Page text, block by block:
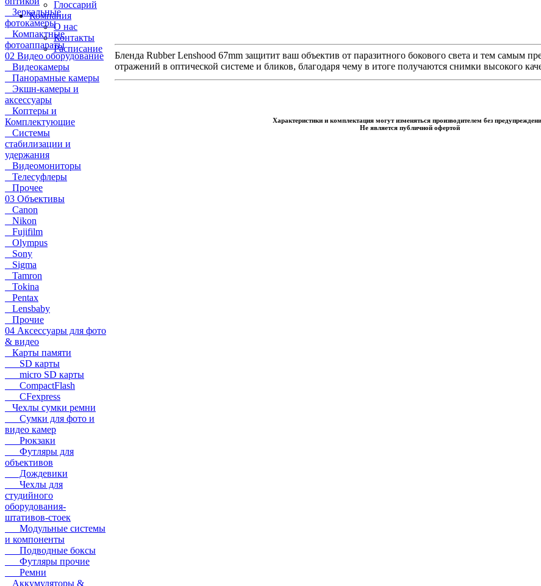
Глоссарий
Компания
О нас
Контакты
Расписание
Зеркальные
фотокамеры
Компактные
фотоаппараты
02 Видео оборудование
Видеокамеры
Панорамные камеры
Экшн-камеры и
аксессуары
Коптеры и
Комплектующие
Системы
стабилизации и
удержания
Видеомониторы
Телесуфлеры
Прочее
03 Объективы
Canon
Nikon
Fujifilm
Olympus
Sony
Sigma
Tamron
Tokina
Pentax
Lensbaby
Прочие
04 Аксессуары для фото
& видео
Карты памяти
SD карты
micro SD карты
CompactFlash
CFexpress
Чехлы сумки ремни
Сумки для фото и
видео камер
Рюкзаки
Футляры для
объективов
Дождевики
Чехлы для
студийного
оборудования-
штативов-стоек
Модульные системы
и компоненты
Подводные боксы
Футляры прочие
Ремни
Аккумуляторы &
Бленда Rubber Lenshood 67mm защитит ваш объектив от паразитного бокового света и тем самым
отражений в оптической системе и бликов, благодаря чему в итоге получаются снимки высокого
Характеристики и комплектация могут изменяться производителем без
Не является публичной офертой